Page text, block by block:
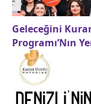
Geleceğini
Programı’Nın